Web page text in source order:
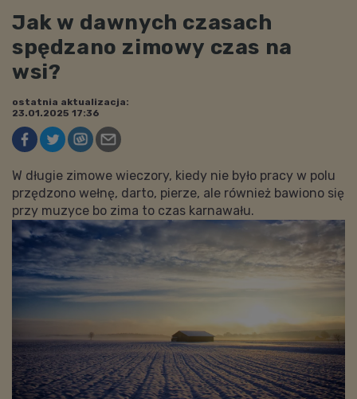
Jak w dawnych czasach
spędzano zimowy czas na
wsi?
ostatnia aktualizacja:
23.01.2025 17:36
W długie zimowe wieczory, kiedy nie było pracy w polu
przędzono wełnę, darto, pierze, ale również bawiono się
przy muzyce bo zima to czas karnawału.